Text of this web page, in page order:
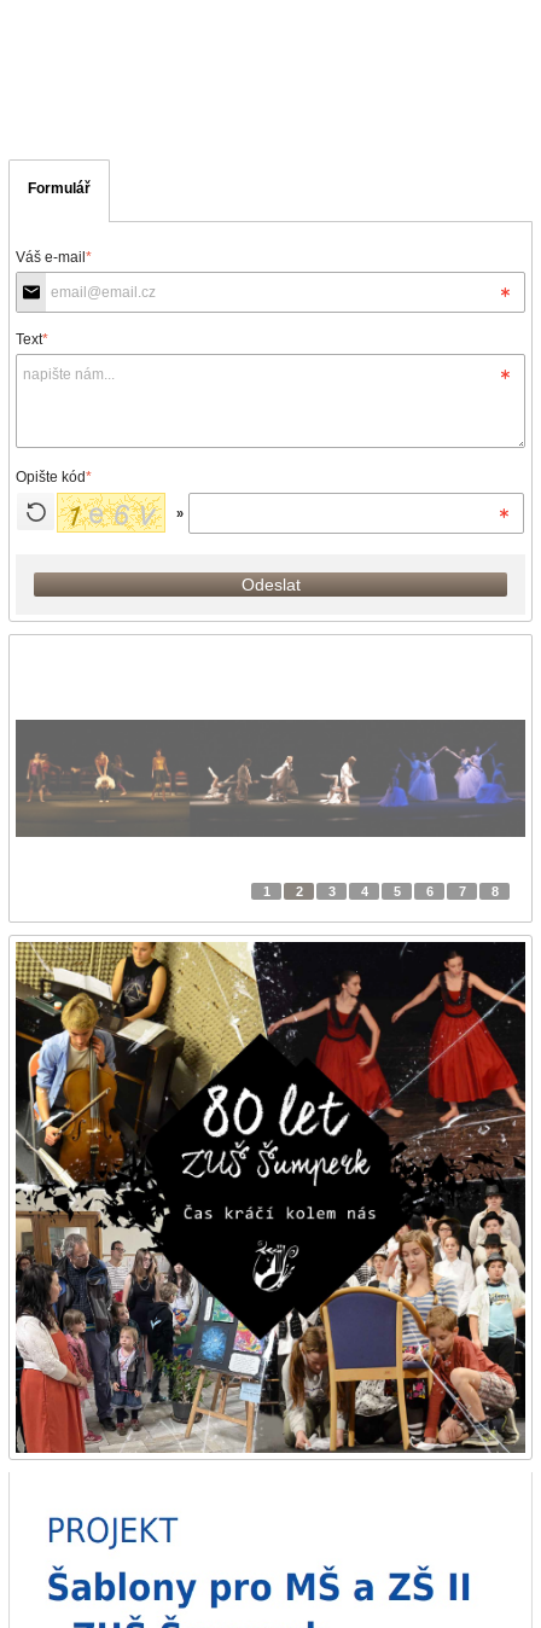
1 2 3 4 5 6 7 8
Formulář
Váš e-mail*
Text*
Opište kód*
»
Odeslat